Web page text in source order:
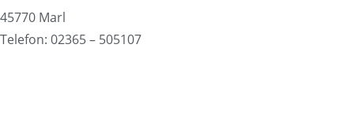
45770 Marl
Telefon: 02365 – 505107